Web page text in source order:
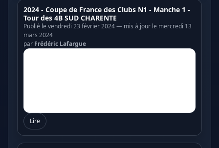
2024 - Coupe de France des Clubs N1 - Manche 1 -
Tour des 4B SUD CHARENTE
Publié le vendredi 23 février 2024 — mis à jour le mercredi 13
mars 2024
par Frédéric Lafargue
Lire